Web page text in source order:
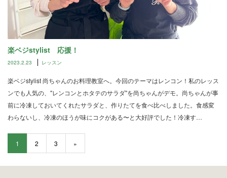
楽ベジstylist 応援！
2023.2.23 レッスン
楽ベジstylist 尚ちゃんのお料理教室へ。今回のテーマはレンコン！私のレッス
ンでも人気の、"レンコンとホタテのサラダ"を尚ちゃんがデモ。尚ちゃんが事
前に冷凍しておいてくれたサラダと、作りたてを食べ比べしました。食感変
わらないし、冷凍のほうが味にコクがある〜と大好評でした！冷凍す…
1 2 3 »